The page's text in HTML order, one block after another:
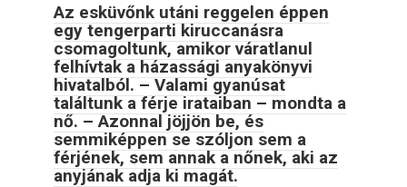
Az esküvőnk utáni reggelen éppen
egy tengerparti kiruccanásra
csomagoltunk, amikor váratlanul
felhívtak a házassági anyakönyvi
hivatalból. – Valami gyanúsat
találtunk a férje irataiban – mondta a
nő. – Azonnal jöjjön be, és
semmiképpen se szóljon sem a
férjének, sem annak a nőnek, aki az
anyjának adja ki magát.